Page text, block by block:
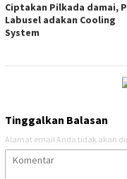
Ciptakan Pilkada damai,
Labusel adakan Cooling
System
Tinggalkan Balasan
Alamat email Anda tidak akan